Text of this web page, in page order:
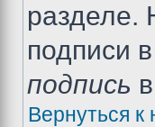
разделе.
подписи
подпись
Вернуться к